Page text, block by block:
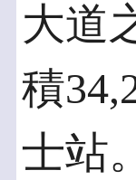
大道
積
士站